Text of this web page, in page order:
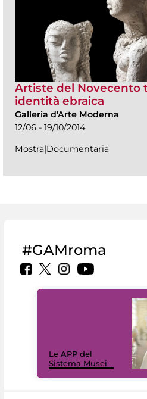
Artiste del Novecento
identità ebraica
Galleria d'Arte Moderna
12/06 - 19/10/2014
Mostra|Documentaria
#GAMroma
Le APP del
Sistema Musei